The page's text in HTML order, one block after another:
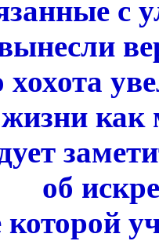
с
хохота
жизни как
об
которой